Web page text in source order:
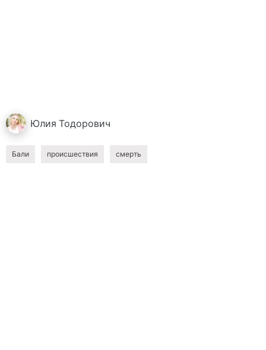
Юлия Тодорович
Бали происшествия смерть